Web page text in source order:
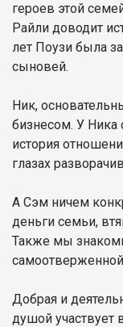
героев этой
Райли доводит
лет Поузи была
сыновей.
Ник,
бизнесом. У Ника
история
глазах
А Сэм ничем
деньги семьи,
Также мы
Добрая и
душой участвует